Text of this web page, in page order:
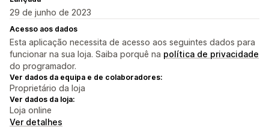
29 de junho de 2023
Acesso aos dados
Esta aplicação necessita de acesso aos seguintes dados para
funcionar na sua loja. Saiba porquê na política de privacidade
do programador.
Ver dados da equipa e de colaboradores:
Proprietário da loja
Ver dados da loja:
Loja online
Ver detalhes